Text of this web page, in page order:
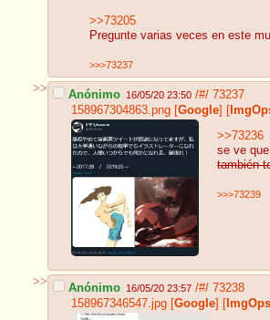
>>73205
Pregunte varias veces en este
>>>73237
>> Anónimo 16/05/20 23:50 /#/ 73237
158967304863.png [Google] [
>>73236
se ve
también
>>>73239
>> Anónimo 16/05/20 23:57 /#/ 73238
158967346547.jpg [Google] [ ImgOps